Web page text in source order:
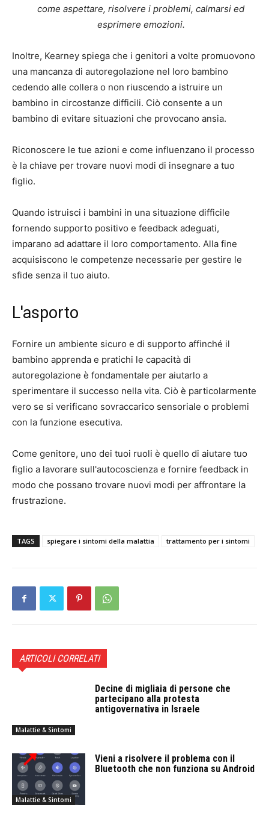
come aspettare, risolvere i problemi, calmarsi ed
esprimere emozioni.
Inoltre, Kearney spiega che i genitori a volte promuovono
una mancanza di autoregolazione nel loro bambino
cedendo alle collera o non riuscendo a istruire un
bambino in circostanze difficili. Ciò consente a un
bambino di evitare situazioni che provocano ansia.
Riconoscere le tue azioni e come influenzano il processo
è la chiave per trovare nuovi modi di insegnare a tuo
figlio.
Quando istruisci i bambini in una situazione difficile
fornendo supporto positivo e feedback adeguati,
imparano ad adattare il loro comportamento. Alla fine
acquisiscono le competenze necessarie per gestire le
sfide senza il tuo aiuto.
L'asporto
Fornire un ambiente sicuro e di supporto affinché il
bambino apprenda e pratichi le capacità di
autoregolazione è fondamentale per aiutarlo a
sperimentare il successo nella vita. Ciò è particolarmente
vero se si verificano sovraccarico sensoriale o problemi
con la funzione esecutiva.
Come genitore, uno dei tuoi ruoli è quello di aiutare tuo
figlio a lavorare sull'autocoscienza e fornire feedback in
modo che possano trovare nuovi modi per affrontare la
frustrazione.
TAGS spiegare i sintomi della malattia trattamento per i sintomi
ARTICOLI CORRELATI
Malattie & Sintomi
Decine di migliaia di persone che
partecipano alla protesta
antigovernativa in Israele
Malattie & Sintomi
Vieni a risolvere il problema con il
Bluetooth che non funziona su Android